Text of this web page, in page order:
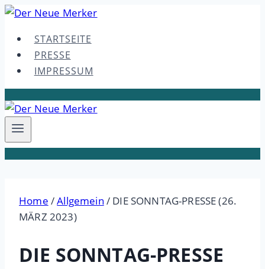
Skip
contentSTARTSEITE
PRESSE
IMPRESSUM
Home /Allgemein / DIE SONNTAG-PRESSE (26.
MÄRZ 2023)
DIE SONNTAG-PRESSE